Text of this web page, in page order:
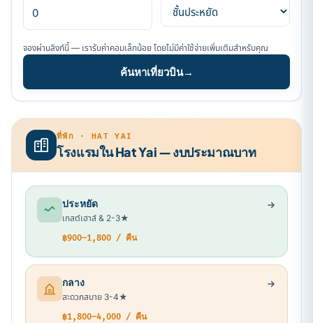
จองผ่านลิงก์นี้ — เรารับค่าคอมเล็กน้อย โดยไม่มีค่าใช้จ่ายเพิ่มเติมสำหรับคุณ
ค้นหาเที่ยวบิน→
ที่พัก · HAT YAI
โรงแรมใน Hat Yai — งบประมาณบาท
ประหยัด
เกสต์เฮาส์ & 2-3★
฿900–1,800 / คืน
กลาง
สะดวกสบาย 3-4★
฿1,800–4,000 / คืน